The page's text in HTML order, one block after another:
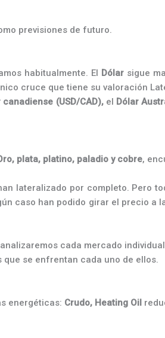
previsiones de futuro.
habitualmente. El Dólarsigue
cruce que tiene su valoración
canadiense (USD/CAD), el Dólar
plata, platino, paladio y cobre,
lateralizado por completo. Pero
caso han podido girar el precio a
cada mercado
se enfrentan cada uno de ellos.
energéticas: Crudo, Heating Oil